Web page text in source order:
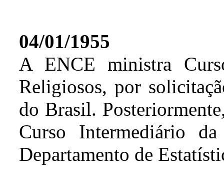
04/01/1955
A ENCE ministra
Religiosos, por
do Brasil.
Curso Intermediário
Departamento de